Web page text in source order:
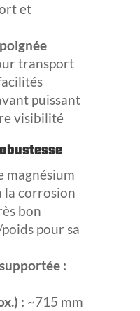
et
transport
puissant
visibilité
magnésium
la corrosion
bon
pour sa
:
: ~715 mm